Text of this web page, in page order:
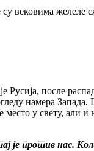
вековима желеле
Русија, после
намера Запада.
у свету, али
тај је против нас.